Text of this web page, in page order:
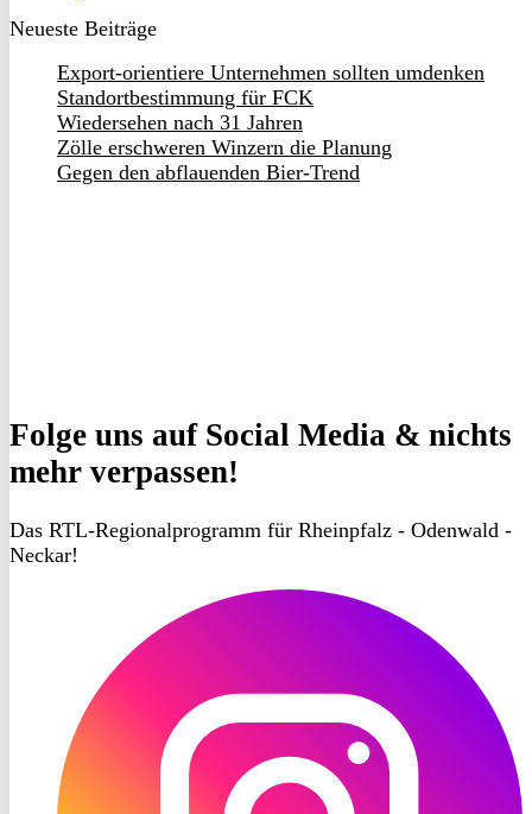
Neueste Beiträge
Export-orientiere Unternehmen sollten umdenken
Standortbestimmung für FCK
Wiedersehen nach 31 Jahren
Zölle erschweren Winzern die Planung
Gegen den abflauenden Bier-Trend
Folge uns auf Social Media & nichts
mehr verpassen!
Das RTL-Regionalprogramm für Rheinpfalz - Odenwald -
Neckar!
Instagram